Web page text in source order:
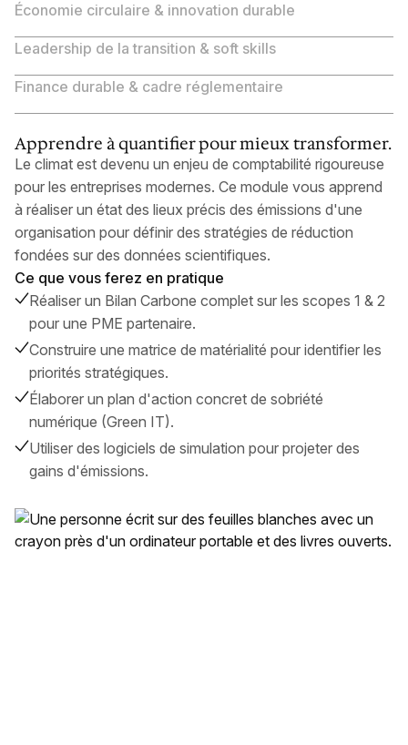
Économie circulaire & innovation durable
Leadership de la transition & soft skills
Finance durable & cadre réglementaire
Apprendre à quantifier pour mieux transformer.
Le climat est devenu un enjeu de comptabilité rigoureuse
pour les entreprises modernes. Ce module vous apprend
à réaliser un état des lieux précis des émissions d'une
organisation pour définir des stratégies de réduction
fondées sur des données scientifiques.
Ce que vous ferez en pratique
Réaliser un Bilan Carbone complet sur les scopes 1 & 2
pour une PME partenaire.
Construire une matrice de matérialité pour identifier les
priorités stratégiques.
Élaborer un plan d'action concret de sobriété
numérique (Green IT).
Utiliser des logiciels de simulation pour projeter des
gains d'émissions.